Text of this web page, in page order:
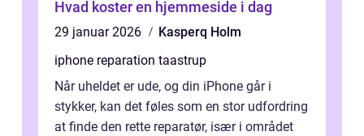
Hvad koster en hjemmeside i dag
29 januar 2026
Kasperq Holm
iphone reparation taastrup
Når uheldet er ude, og din iPhone går i
stykker, kan det føles som en stor udfordring
at finde den rette reparatør, især i området